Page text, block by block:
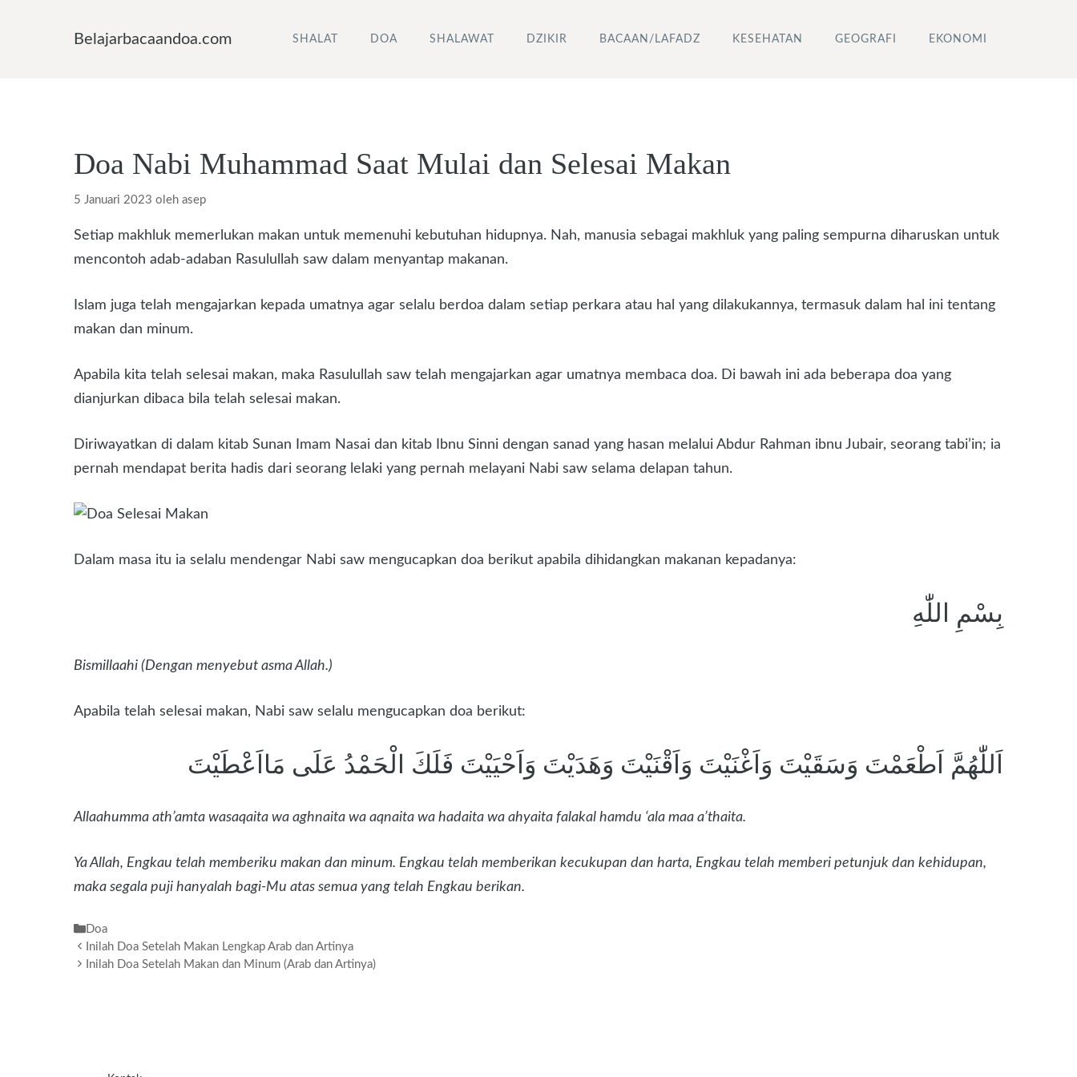
Belajarbacaandoa.com SHALAT DOA SHALAWAT DZIKIR BACAAN/LAFADZ KESEHATAN GEOGRAFI EKONOMI
Doa Nabi Muhammad Saat Mulai dan Selesai Makan
5 Januari 2023 oleh asep
Setiap makhluk memerlukan makan untuk memenuhi kebutuhan hidupnya. Nah, manusia sebagai makhluk yang paling sempurna diharuskan untuk
mencontoh adab-adaban Rasulullah saw dalam menyantap makanan.
Islam juga telah mengajarkan kepada umatnya agar selalu berdoa dalam setiap perkara atau hal yang dilakukannya, termasuk dalam hal ini tentang
makan dan minum.
Apabila kita telah selesai makan, maka Rasulullah saw telah mengajarkan agar umatnya membaca doa. Di bawah ini ada beberapa doa yang
dianjurkan dibaca bila telah selesai makan.
Diriwayatkan di dalam kitab Sunan Imam Nasai dan kitab Ibnu Sinni dengan sanad yang hasan melalui Abdur Rahman ibnu Jubair, seorang tabi’in; ia
pernah mendapat berita hadis dari seorang lelaki yang pernah melayani Nabi saw selama delapan tahun.
Dalam masa itu ia selalu mendengar Nabi saw mengucapkan doa berikut apabila dihidangkan makanan kepadanya:
بِسْمِ اللّٰهِ
Bismillaahi (Dengan menyebut asma Allah.)
Apabila telah selesai makan, Nabi saw selalu mengucapkan doa berikut:
اَللّٰهُمَّ اَطْعَمْتَ وَسَقَيْتَ وَاَغْنَيْتَ وَاَقْنَيْتَ وَهَدَيْتَ وَاَحْيَيْتَ فَلَكَ الْحَمْدُ عَلَى مَااَعْطَيْتَ
Allaahumma ath’amta wasaqaita wa aghnaita wa aqnaita wa hadaita wa ahyaita falakal hamdu ‘ala maa a’thaita.
Ya Allah, Engkau telah memberiku makan dan minum. Engkau telah memberikan kecukupan dan harta, Engkau telah memberi petunjuk dan kehidupan,
maka segala puji hanyalah bagi-Mu atas semua yang telah Engkau berikan.
Kategori
Doa
Inilah Doa Setelah Makan Lengkap Arab dan Artinya
Inilah Doa Setelah Makan dan Minum (Arab dan Artinya)